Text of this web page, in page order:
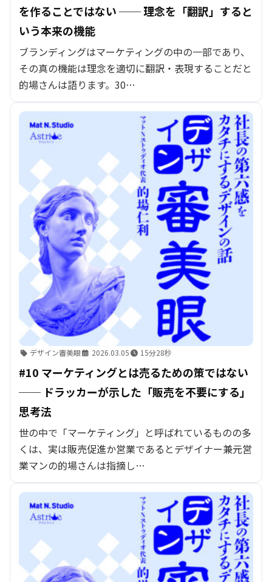
を作ることではない ── 理念を「翻訳」すると
いう本来の機能
ブランディングはマーケティングの中の一部であり、
その真の機能は理念を適切に翻訳・表現することだと
的場さんは語ります。30…
デザイン審美眼 2026.03.05 15分28秒
#10 マーケティングとは売るための策ではない
── ドラッカーが示した「販売を不要にする」
思考法
世の中で「マーケティング」と呼ばれているものの多
くは、実は販売促進か営業であるとデザイナー兼元営
業マンの的場さんは指摘し…